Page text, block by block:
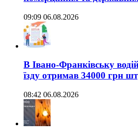
09:09 06.08.2026
В Івано-Франківську
їзду отримав 34000 грн
08:42 06.08.2026